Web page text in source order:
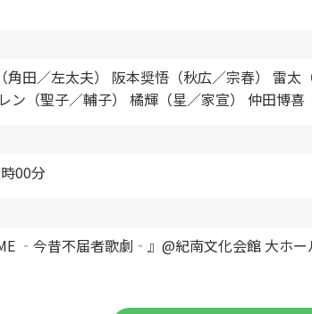
田／左太夫） 阪本奨悟（秋広／宗春） 雷
（聖子／輔子） 橘輝（星／家宣） 仲田博喜
00分
‐今昔不届者歌劇‐』@紀南文化会館 大